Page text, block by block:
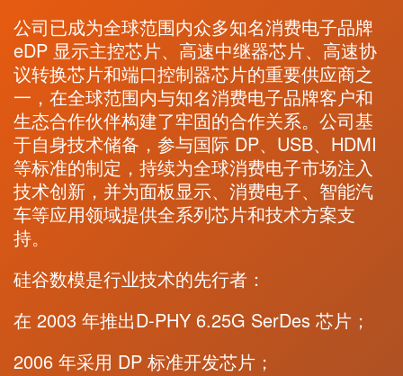
公司已成为全球范围内众多知名消费电子品牌
eDP 显示主控芯片、高速中继器芯片、高速协
议转换芯片和端口控制器芯片的重要供应商之
一，在全球范围内与知名消费电子品牌客户和
生态合作伙伴构建了牢固的合作关系。公司基
于自身技术储备，参与国际 DP、USB、HDMI
等标准的制定，持续为全球消费电子市场注入
技术创新，并为面板显示、消费电子、智能汽
车等应用领域提供全系列芯片和技术方案支
持。
硅谷数模是行业技术的先行者：
在 2003 年推出D-PHY 6.25G SerDes 芯片；
2006 年采用 DP 标准开发芯片；